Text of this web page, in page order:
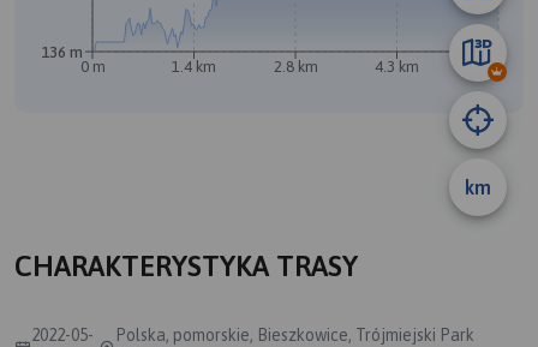
km
0 m 1.4 km 2.8 km 4.3 km 5.7 km
136 m
CHARAKTERYSTYKA TRASY
2022-05-
Polska, pomorskie, Bieszkowice, Trójmiejski Park